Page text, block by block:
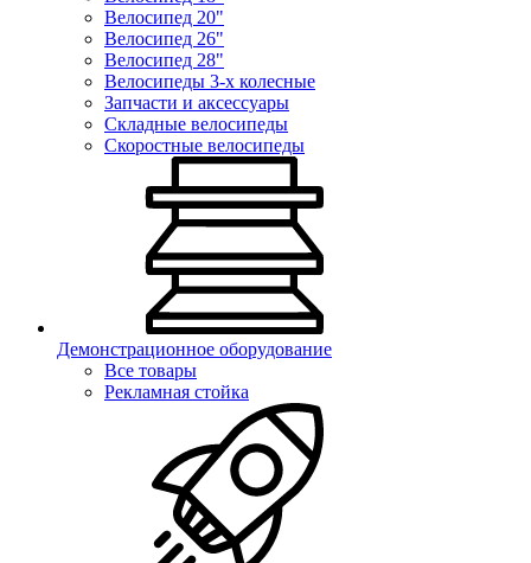
Велосипед 20"
Велосипед 26"
Велосипед 28"
Велосипеды 3-х колесные
Запчасти и аксессуары
Складные велосипеды
Скоростные велосипеды
Демонстрационное оборудование
Все товары
Рекламная стойка